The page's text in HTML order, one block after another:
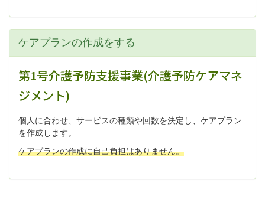
ケアプランの作成をする
第1号介護予防支援事業(介護予防ケアマネ
ジメント)
個人に合わせ、サービスの種類や回数を決定し、ケアプラン
を作成します。
ケアプランの作成に自己負担はありません。